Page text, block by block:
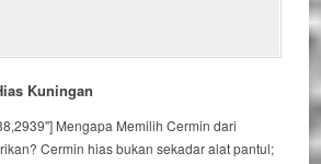
Kuningan
Mengapa Memilih Cermin dari
Cermin hias bukan sekadar alat pantul;